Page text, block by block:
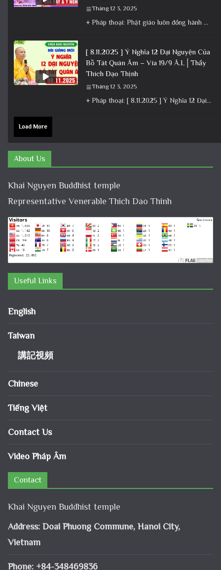
Tháng 12 3, 2025
+ Pháp thoại: Phật giáo luôn đồng hành cùng Dân tộc – Bài giảng ý nghĩa nhân dịp 30/4 ngày
[ 8.11.2025 ] Ý Nghĩa 12 Đại Nguyện Của
Bồ Tát Quán Âm – Vía 19/9 Â.L│Thầy
Thích Đạo Thịnh
Tháng 12 3, 2025
+ Pháp thoại: [ 8.11.2025 ] Ý Nghĩa 12 Đại Nguyện Của Bồ Tát Quán Âm – Vía 19/9 Â.L│Thầy
Load More
About Us
Khai Nguyen Buddhist temple
Representative Venerable Thich Dao Thinh
Useful Links
English
Taiwan
講記視頻
Chinese
Tiếng Việt
Contact Us
Video Pháp Âm
Contact
Khai Nguyen Buddhist temple
Address: Doai Phuong Commune, Hanoi City,
Vietnam
Phone: +84-348469836